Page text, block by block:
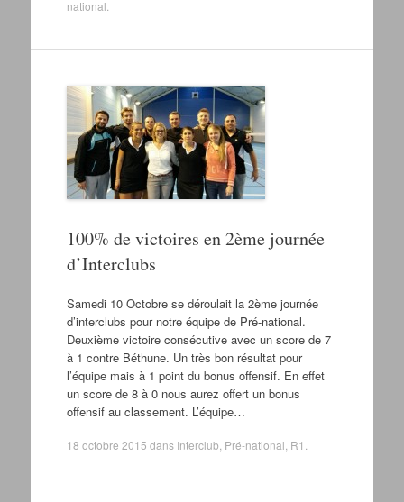
national
100% de victoires en 2ème journée
d’Interclubs
Samedi 10 Octobre se déroulait la 2ème journée
d’interclubs pour notre équipe de Pré-national.
Deuxième victoire consécutive avec un score de 7
à 1 contre Béthune. Un très bon résultat pour
l’équipe mais à 1 point du bonus offensif. En effet
un score de 8 à 0 nous aurez offert un bonus
offensif au classement. L’équipe…
18 octobre 2015 dans Interclub Pré-national R1